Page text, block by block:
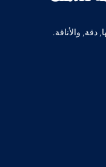
والأناقة.